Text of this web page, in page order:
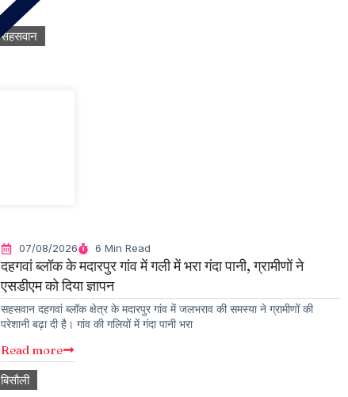
सहसवान
07/08/2026 6 Min Read
दहगवां ब्लॉक के मदारपुर गांव में गली में भरा गंदा पानी, ग्रामीणों ने
एसडीएम को दिया ज्ञापन
सहसवान दहगवां ब्लॉक क्षेत्र के मदारपुर गांव में जलभराव की समस्या ने ग्रामीणों की
परेशानी बढ़ा दी है। गांव की गलियों में गंदा पानी भरा
Read more
बिसौली